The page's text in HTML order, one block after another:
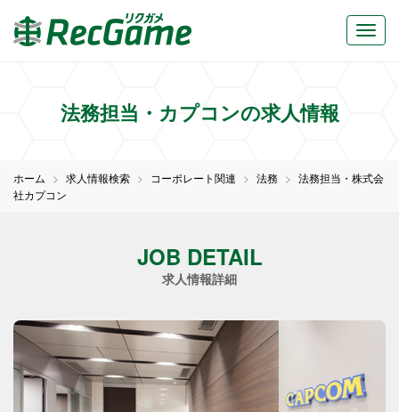
法務担当・カプコンの求人情報
ホーム 求人情報検索 コーポレート関連 法務
法務担当・株式会
社カプコン
JOB DETAIL
求人情報詳細